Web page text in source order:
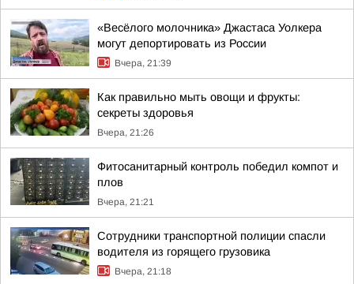
«Весёлого молочника» Джастаса Уолкера
могут депортировать из России
Вчера, 21:39
Как правильно мыть овощи и фрукты:
секреты здоровья
Вчера, 21:26
Фитосанитарный контроль победил компот и
плов
Вчера, 21:21
Сотрудники транспортной полиции спасли
водителя из горящего грузовика
Вчера, 21:18